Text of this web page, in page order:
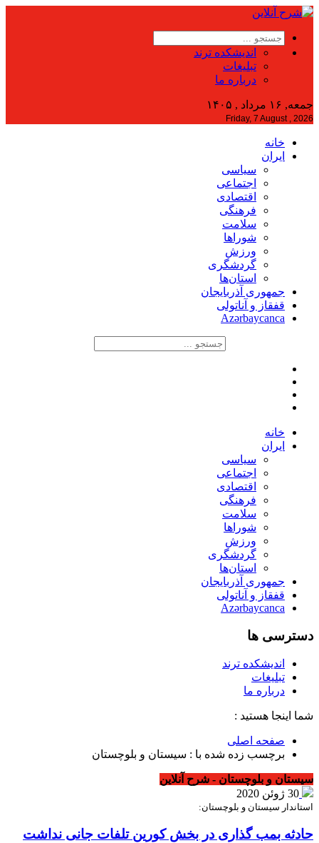
اندیشکده ترند
تبلیغات
درباره ما
جمعه, ۱۶ مرداد , ۱۴۰۵
Friday, 7 August , 2026
خانه
ایران
سیاسی
اجتماعی
اقتصادی
فرهنگی
سلامت
شوراها
ورزش
گردشگری
استان‌ها
جمهوری آذربایجان
قفقاز و آناتولی
Azərbaycanca
خانه
ایران
سیاسی
اجتماعی
اقتصادی
فرهنگی
سلامت
شوراها
ورزش
گردشگری
استان‌ها
جمهوری آذربایجان
قفقاز و آناتولی
Azərbaycanca
دسترسی ها
اندیشکده ترند
تبلیغات
درباره ما
شما اینجا هستید :
صفحه اصلی
برچسب زده شده با : سیستان و بلوچستان
سیستان و بلوچستان - شرح آنلاین
30 ژوئن 2020
استاندار سیستان و بلوچستان:
حادثه بمب گذاری در بخش کورین تلفات جانی نداشت